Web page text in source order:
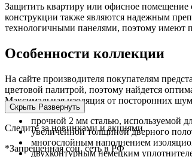
Защитить квартиру или офисное помещение
конструкции также являются надежным
технологичными панелями, поэтому имеют
Особенности коллекции
На сайте производителя покупателям
цветовой палитрой, поэтому найдется
Максимальная изоляция от посторонних
прочной 2 мм сталью, используемой
увеличенной толщиной дверного
многослойным наполнением
двухконтурным немецким
Скрыть Развернуть
Следите за новинками и акциями
*Запрещенная соц. сеть в РФ